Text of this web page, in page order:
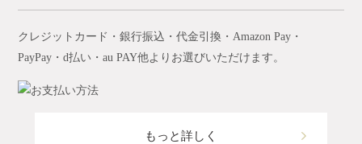
クレジットカード・銀行振込・代金引換・Amazon Pay・
PayPay・d払い・au PAY他よりお選びいただけます。
もっと詳しく